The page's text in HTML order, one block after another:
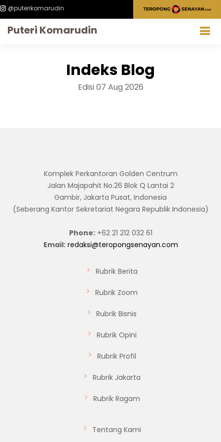
@puterikomarudin
Puteri Komarudin
Indeks Blog
Edisi 07 Aug 2026
Komplek Perkantoran Golden Centrum
Jalan Majapahit No.26 Blok Q Lantai 2
Gambir, Jakarta Pusat, Indonesia
(Seberang Kantor Sekretariat Negara Republik Indonesia)
Phone:+62 21 212 032 61
Email: redaksi@teropongsenayan.com
Rubrik Berita
Rubrik Zoom
Rubrik Bisnis
Rubrik Opini
Rubrik Profil
Rubrik Jakarta
Rubrik Ragam
Tentang Kami